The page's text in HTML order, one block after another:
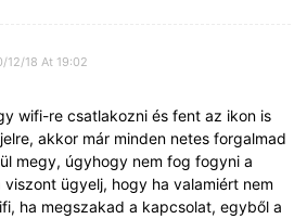
12/18 At 19:02
wifi-re csatlakozni és fent az ikon is
akkor már minden netes forgalmad
megy, úgyhogy nem fog fogyni a
viszont ügyelj, hogy ha valamiért nem
ha megszakad a kapcsolat, egyből a